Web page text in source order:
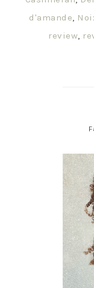
d'amande,
review,